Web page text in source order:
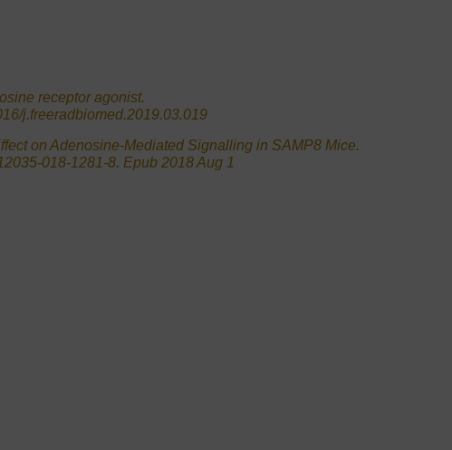
receptor agonist.
j.freeradbiomed.2019.03.019
on Adenosine-Mediated Signalling in SAMP8 Mice.
018-1281-8. Epub 2018 Aug 1